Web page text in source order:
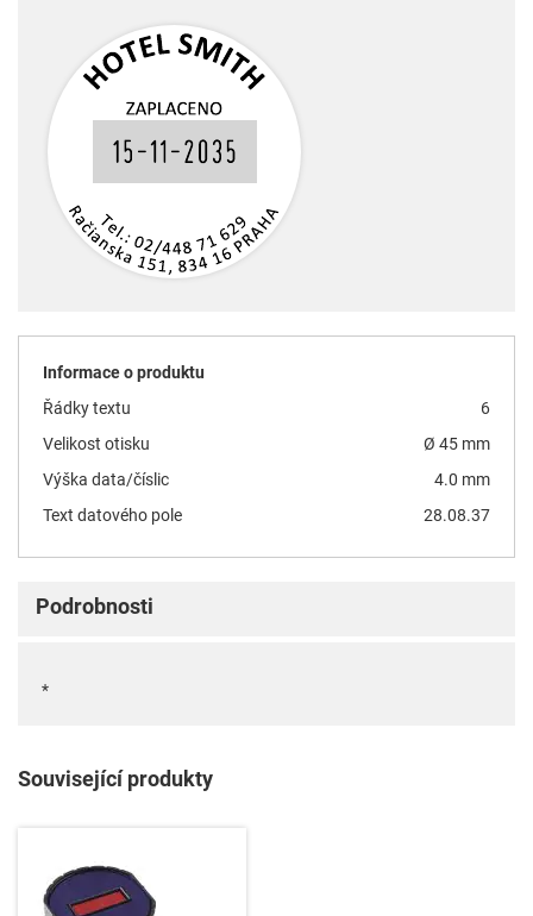
Informace o produktu
Řádky textu
6
Velikost otisku
Ø 45 mm
Výška data/číslic
4.0 mm
Text datového pole
28.08.37
Podrobnosti
*
Související produkty